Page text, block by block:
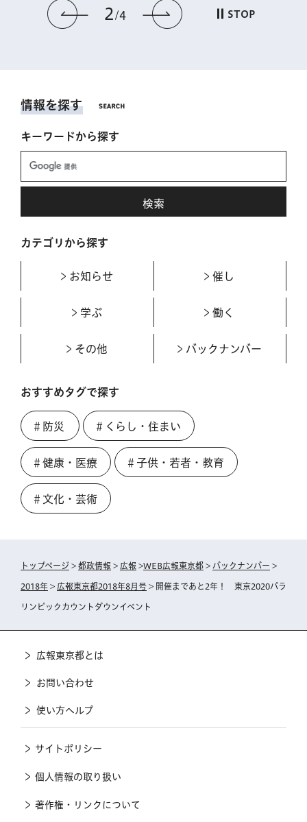
前のスライドを表示
2 4 次のスライドを表
STOP
情報を探す
キーワードから探す
カテゴリから探す
お知らせ 催し
学ぶ 働く
その他 バックナンバー
おすすめタグで探す
＃防災 ＃くらし・住まい
＃健康・医療 ＃子供・若者・教育
＃文化・芸術
トップページ > 都政情報 > 広報 >WEB広報東京都 > バックナンバー >
2018年 > 広報東京都2018年8月号 > 開催まであと2年！ 東京2020パラ
リンピックカウントダウンイベント
広報東京都とは
お問い合わせ
使い方ヘルプ
サイトポリシー
個人情報の取り扱い
著作権・リンクについて